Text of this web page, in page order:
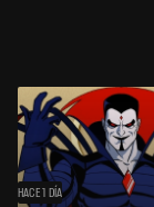
HACE 1 DÍA